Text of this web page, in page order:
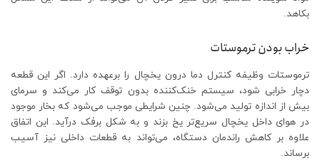
بکاهد.
خراب بودن ترموستات
ترموستات وظیفه کنترل دما درون یخچال را برعهده دارد. اگر این قطعه
دچار خرابی شود، سیستم خنک‌کننده بدون توقف کار می‌کند و سرمای
بیش از اندازه تولید می‌شود. چنین شرایطی موجب می‌شود که بخار موجود
در هوای داخل یخچال سریع‌تر یخ بزند و به شکل برفک درآید. این اتفاق
علاوه بر کاهش راندمان دستگاه، می‌تواند به قطعات داخلی نیز آسیب
برساند.